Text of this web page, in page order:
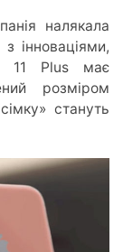
налякала
інноваціями,
11 Plus має
розміром
стануть